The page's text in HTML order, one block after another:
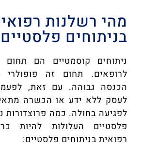
מהי רשלנות
בניתוחים
ניתוחים קוסמטיים הם
לרופאים. תחום זה פופולרי
הכנסה גבוהה. עם זאת,
לעסק ללא ידע או הכשרה
לפגיעה בחולה. כמה פרוצדורות
פלסטיים העלולות להיות
רפואית בניתוחים פלסטיים: